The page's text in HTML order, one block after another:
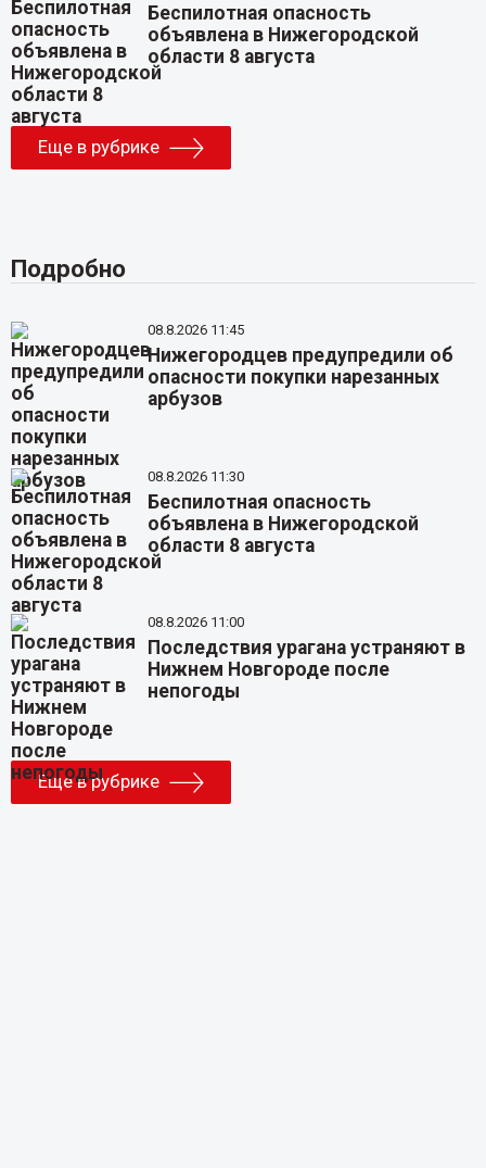
Беспилотная опасность
объявлена в Нижегородской
области 8 августа
Еще в рубрике
Подробно
08.8.2026 11:45
Нижегородцев предупредили об
опасности покупки нарезанных
арбузов
08.8.2026 11:30
Беспилотная опасность
объявлена в Нижегородской
области 8 августа
08.8.2026 11:00
Последствия урагана устраняют в
Нижнем Новгороде после
непогоды
Еще в рубрике